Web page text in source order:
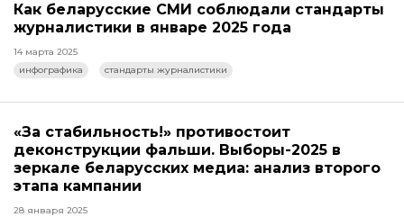
Как беларусские СМИ соблюдали стандарты
журналистики в январе 2025 года
14 марта 2025
инфографика
стандарты журналистики
«За стабильность!» противостоит
деконструкции фальши. Выборы-2025 в
зеркале беларусских медиа: анализ второго
этапа кампании
28 января 2025